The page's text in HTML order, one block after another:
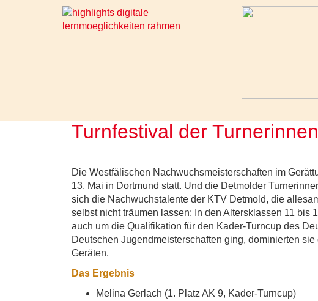
Turnfestival der
Die Westfälischen Nachwuchsmeisterschaften im
13. Mai in Dortmund statt. Und die Detmolder
sich die Nachwuchstalente der KTV Detmold, die
selbst nicht träumen lassen: In den Altersklassen 11 bis
auch um die Qualifikation für den Kader-Turncup des
Deutschen Jugendmeisterschaften ging, dominierten
Geräten.
Das Ergebnis
Melina Gerlach (1. Platz AK 9, Kader-Turncup)